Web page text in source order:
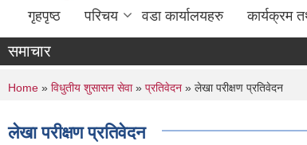
गृहपृष्ठ परिचय वडा कार्यालयहरु कार्यक्रम
समाचार
You are here
Home » विधुतीय शुसासन सेवा» प्रतिवेदन » लेखा परीक्षण प्रतिवेदन
लेखा परीक्षण प्रतिवेदन